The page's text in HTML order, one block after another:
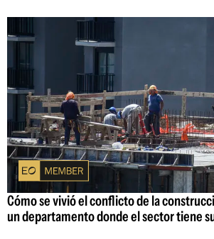
Cómo se vivió el conflicto de la
un departamento donde el sector tiene